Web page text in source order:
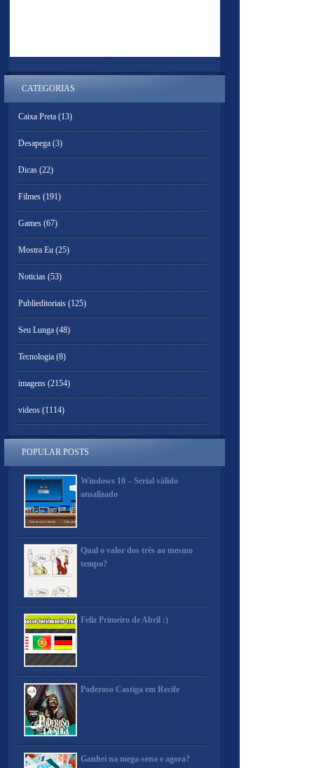
CATEGORIAS
Caixa Preta (13)
Desapega (3)
Dicas (22)
Filmes (191)
Games (67)
Mostra Eu (25)
Noticias (53)
Publieditoriais (125)
Seu Lunga (48)
Tecnologia (8)
imagens (2154)
videos (1114)
POPULAR POSTS
Windows 10 – Serial válido
atualizado
Qual o valor dos três ao mesmo
tempo?
Feliz Primeiro de Abril :)
Poderoso Castiga em Recife
Ganhei na mega-sena e agora?